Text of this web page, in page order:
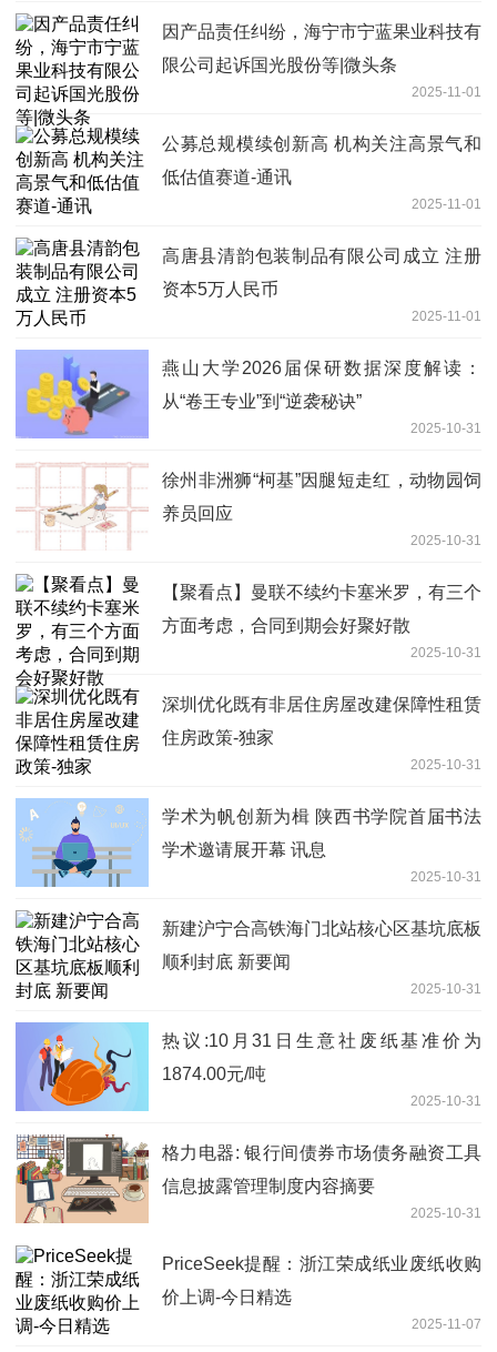
因产品责任纠纷，海宁市宁蓝果业科技有
限公司起诉国光股份等|微头条
2025-11-01
公募总规模续创新高 机构关注高景气和
低估值赛道-通讯
2025-11-01
高唐县清韵包装制品有限公司成立 注册
资本5万人民币
2025-11-01
燕山大学2026届保研数据深度解读：
从“卷王专业”到“逆袭秘诀”
2025-10-31
徐州非洲狮“柯基”因腿短走红，动物园饲
养员回应
2025-10-31
【聚看点】曼联不续约卡塞米罗，有三个
方面考虑，合同到期会好聚好散
2025-10-31
深圳优化既有非居住房屋改建保障性租赁
住房政策-独家
2025-10-31
学术为帆创新为楫 陕西书学院首届书法
学术邀请展开幕 讯息
2025-10-31
新建沪宁合高铁海门北站核心区基坑底板
顺利封底 新要闻
2025-10-31
热议:10月31日生意社废纸基准价为
1874.00元/吨
2025-10-31
格力电器: 银行间债券市场债务融资工具
信息披露管理制度内容摘要
2025-10-31
PriceSeek提醒：浙江荣成纸业废纸收购
价上调-今日精选
2025-11-07